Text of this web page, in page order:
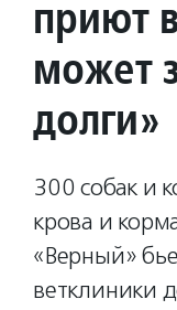
приют
может
долги»
300 собак и
крова и
«Верный»
ветклиники